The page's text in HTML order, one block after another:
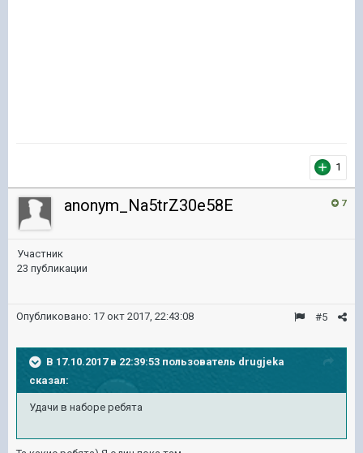
1
7
anonym_Na5trZ30e58E
Участник
23 публикации
#5
Опубликовано: 17 окт 2017, 22:43:08
В 17.10.2017 в 22:39:53 пользователь drugjeka
сказал:
Удачи в наборе ребята